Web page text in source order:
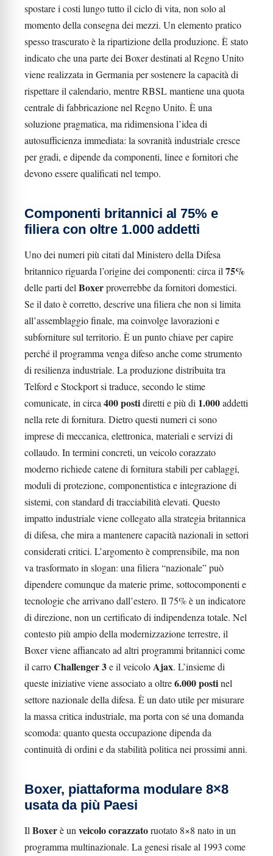
spostare i costi lungo tutto il ciclo di vita, non solo al
momento della consegna dei mezzi. Un elemento pratico
spesso trascurato è la ripartizione della produzione. È stato
indicato che una parte dei Boxer destinati al Regno Unito
viene realizzata in Germania per sostenere la capacità di
rispettare il calendario, mentre RBSL mantiene una quota
centrale di fabbricazione nel Regno Unito. È una
soluzione pragmatica, ma ridimensiona l’idea di
autosufficienza immediata: la sovranità industriale cresce
per gradi, e dipende da componenti, linee e fornitori che
devono essere qualificati nel tempo.
Componenti britannici al 75% e
filiera con oltre 1.000 addetti
Uno dei numeri più citati dal Ministero della Difesa
britannico riguarda l’origine dei componenti: circa il 75%
delle parti del Boxerproverrebbe da fornitori domestici.
Se il dato è corretto, descrive una filiera che non si limita
all’assemblaggio finale, ma coinvolge lavorazioni e
subforniture sul territorio. È un punto chiave per capire
perché il programma venga difeso anche come strumento
di resilienza industriale. La produzione distribuita tra
Telford e Stockport si traduce, secondo le stime
comunicate, in circa 400 postidiretti e più di 1.000addetti
nella rete di fornitura. Dietro questi numeri ci sono
imprese di meccanica, elettronica, materiali e servizi di
collaudo. In termini concreti, un veicolo corazzato
moderno richiede catene di fornitura stabili per cablaggi,
moduli di protezione, componentistica e integrazione di
sistemi, con standard di tracciabilità elevati. Questo
impatto industriale viene collegato alla strategia britannica
di difesa, che mira a mantenere capacità nazionali in settori
considerati critici. L’argomento è comprensibile, ma non
va trasformato in slogan: una filiera “nazionale” può
dipendere comunque da materie prime, sottocomponenti e
tecnologie che arrivano dall’estero. Il 75% è un indicatore
di direzione, non un certificato di indipendenza totale. Nel
contesto più ampio della modernizzazione terrestre, il
Boxer viene affiancato ad altri programmi britannici come
il carroChallenger 3e il veicoloAjax. L’insieme di
queste iniziative viene associato a oltre6.000 postinel
settore nazionale della difesa. È un dato utile per misurare
la massa critica industriale, ma porta con sé una domanda
scomoda: quanto questa occupazione dipenda da
continuità di ordini e da stabilità politica nei prossimi anni.
Boxer, piattaforma modulare 8×8
usata da più Paesi
Il Boxerè un veicolo corazzatoruotato 8×8 nato in un
programma multinazionale. La genesi risale al 1993 come